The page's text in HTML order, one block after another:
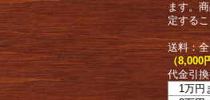
ます。
定する
送料：
（8,000
代金引
1万円